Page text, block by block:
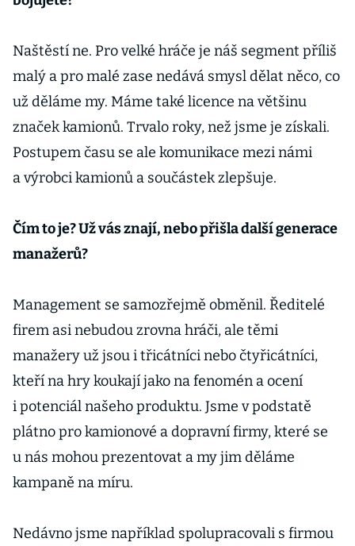
Naštěstí ne. Pro velké hráče je náš segment příliš
malý a pro malé zase nedává smysl dělat něco, co
už děláme my. Máme také licence na většinu
značek kamionů. Trvalo roky, než jsme je získali.
Postupem času se ale komunikace mezi námi
a výrobci kamionů a součástek zlepšuje.
Čím to je? Už vás znají, nebo přišla další generace
manažerů?
Management se samozřejmě obměnil. Ředitelé
firem asi nebudou zrovna hráči, ale těmi
manažery už jsou i třicátníci nebo čtyřicátníci,
kteří na hry koukají jako na fenomén a ocení
i potenciál našeho produktu. Jsme v podstatě
plátno pro kamionové a dopravní firmy, které se
u nás mohou prezentovat a my jim děláme
kampaně na míru.
Nedávno jsme například spolupracovali s firmou